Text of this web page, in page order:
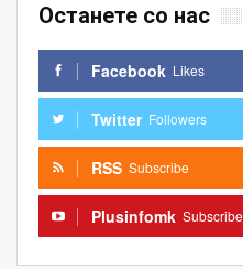
Останете со нас
Facebook Likes
Twitter Followers
RSS Subscribe
Plusinfomk Subscribe